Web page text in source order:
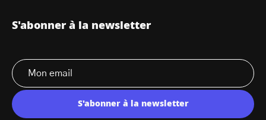
S'abonner à la newsletter
S'abonner à la newsletter